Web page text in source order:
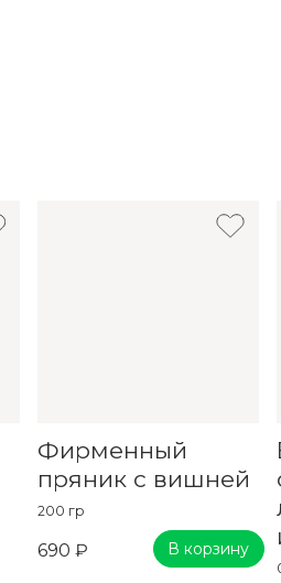
Фирменный
пряник с вишней
200 гр
690 ₽ В корзину